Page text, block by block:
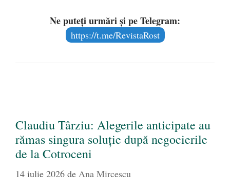
Ne puteți urmări și pe Telegram:
https://t.me/RevistaRost
Claudiu Târziu: Alegerile anticipate au
rămas singura soluție după negocierile
de la Cotroceni
14 iulie 2026 de Ana Mircescu